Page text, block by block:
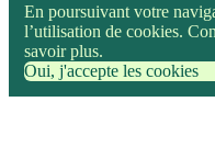
En poursuivant votre
l’utilisation de cookies.
savoir plus.
Oui, j'accepte les cookies